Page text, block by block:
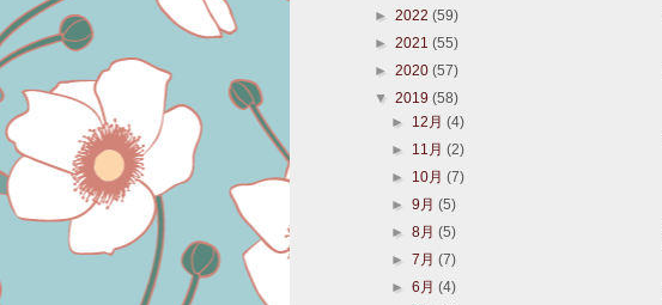
► 2022 (59)
► 2021 (55)
► 2020 (57)
▼ 2019 (58)
► 12月(4)
► 11月(2)
► 10月(7)
►9月(5)
►8月(5)
►7月(7)
►6月(4)